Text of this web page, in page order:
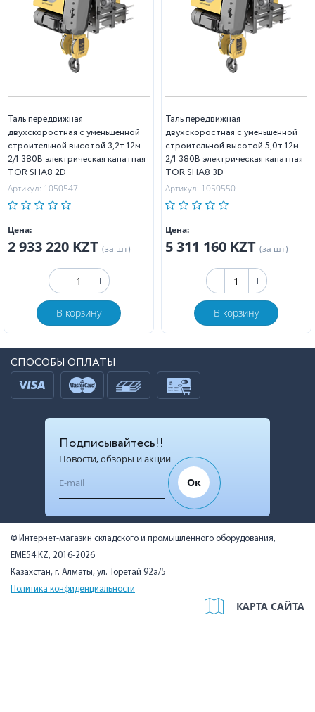
Таль передвижная
двухскоростная с уменьшенной
строительной высотой 3,2т 12м
2/1 380В электрическая канатная
TOR SHA8 2D
Артикул: 1050547
Цена:
2 933 220 KZT (за шт)
В корзину
Таль передвижная
двухскоростная с уменьшенной
строительной высотой 5,0т 12м
2/1 380В электрическая канатная
TOR SHA8 3D
Артикул: 1050550
Цена:
5 311 160 KZT (за шт)
В корзину
СПОСОБЫ ОПЛАТЫ
Подписывайтесь!!
Новости, обзоры и акции
Ок
© Интернет-магазин складского и промышленного оборудования,
EME54.KZ, 2016-2026
Казахстан, г. Алматы, ул. Торетай 92а/5
Политика конфиденциальности
КАРТА САЙТА